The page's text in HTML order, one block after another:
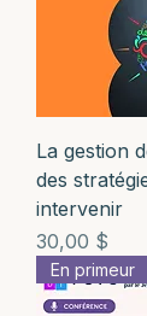
La gestion
des
intervenir
Prix
30,00 $
En primeur